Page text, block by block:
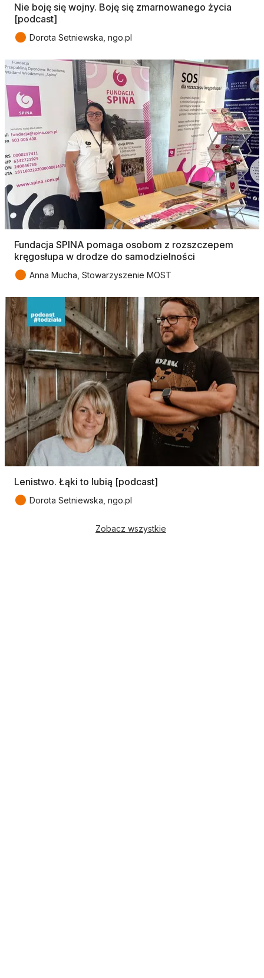
Nie boję się wojny. Boję się zmarnowanego życia
[podcast]
● Dorota Setniewska, ngo.pl
Fundacja SPINA pomaga osobom z rozszczepem
kręgosłupa w drodze do samodzielności
● Anna Mucha, Stowarzyszenie MOST
Lenistwo. Łąki to lubią [podcast]
● Dorota Setniewska, ngo.pl
Zobacz wszystkie